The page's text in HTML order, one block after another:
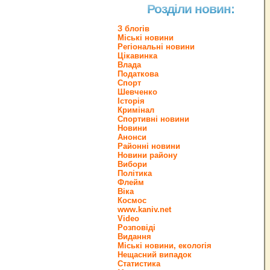
Розділи новин:
З блогів
Міські новини
Регіональні новини
Цікавинка
Влада
Податкова
Спорт
Шевченко
Історія
Кримінал
Спортивні новини
Новини
Анонси
Районні новини
Новини району
Вибори
Політика
Флейм
Віка
Космос
www.kaniv.net
Video
Розповіді
Видання
Міські новини, екологія
Нещасний випадок
Статистика